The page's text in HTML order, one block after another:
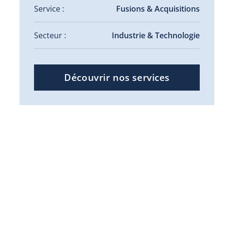
Service : Fusions & Acquisitions
Secteur : Industrie & Technologie
Découvrir nos services